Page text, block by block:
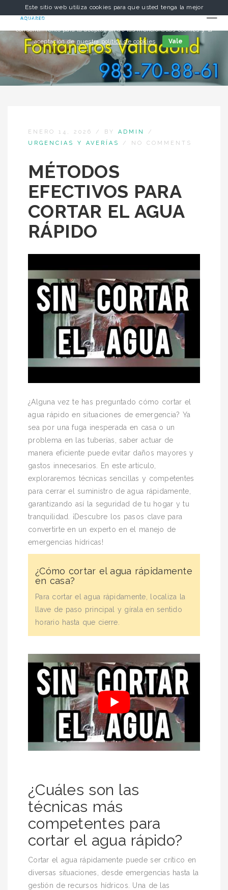
ENERO 14, 2026 / BY ADMIN
/
URGENCIAS Y AVERÍAS
/ NO COMMENTS
MÉTODOS
EFECTIVOS PARA
CORTAR EL AGUA
RÁPIDO
¿Alguna vez te has preguntado cómo cortar el
agua rápido en situaciones de emergencia? Ya
sea por una fuga inesperada en casa o un
problema en las tuberías, saber actuar de
manera eficiente puede evitar daños mayores y
gastos innecesarios. En este artículo,
exploraremos técnicas sencillas y competentes
para cerrar el suministro de agua rápidamente,
garantizando así la seguridad de tu hogar y tu
tranquilidad. ¡Descubre los pasos clave para
convertirte en un experto en el manejo de
emergencias hídricas!
¿Cómo cortar el agua rápidamente
en casa?
Para cortar el agua rápidamente, localiza la
llave de paso principal y gírala en sentido
horario hasta que cierre.
¿Cuáles son las
técnicas más
competentes para
cortar el agua rápido?
Cortar el agua rápidamente puede ser crítico en
diversas situaciones, desde emergencias hasta la
gestión de recursos hídricos. Una de las
Este sitio web utiliza cookies para que usted tenga la mejor
experiencia de usuario. Si continúa navegando está dando su
consentimiento para la aceptación de las mencionadas cookies y la
aceptación de nuestra política de cookies Vale